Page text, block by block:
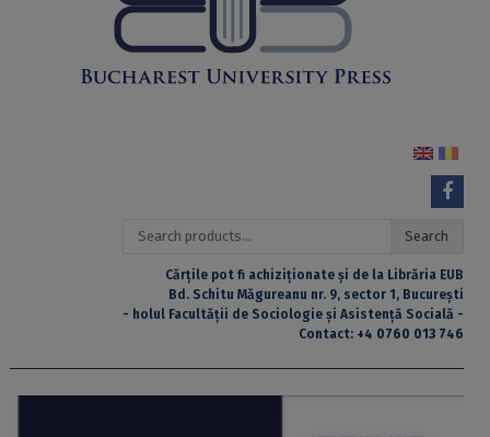
Search
Search
Cărțile pot fi achiziționate și de la Librăria EUB
Bd. Schitu Măgureanu nr. 9, sector 1, București
- holul Facultății de Sociologie și Asistență Socială -
Contact: +4 0760 013 746